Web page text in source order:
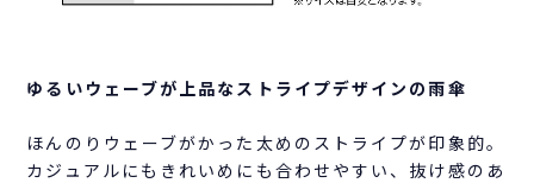
ゆるいウェーブが上品なストライプデザインの雨傘
ほんのりウェーブがかった太めのストライプが印象的。
カジュアルにもきれいめにも合わせやすい、抜け感のあ